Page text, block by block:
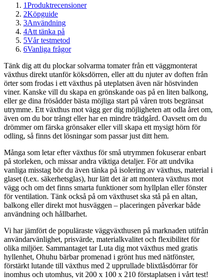
1Produktrecensioner
2Köpguide
3Användning
4Att tänka på
5Vår testmetod
6Vanliga frågor
Tänk dig att du plockar solvarma tomater från ett väggmonterat
växthus direkt utanför köksdörren, eller att du njuter av doften från
örter som frodas i ett växthus på uteplatsen även när höstvinden
viner. Kanske vill du skapa en grönskande oas på en liten balkong,
eller ge dina frösådder bästa möjliga start på våren trots begränsat
utrymme. Ett växthus mot vägg ger dig möjligheten att odla året om,
även om du bor trångt eller har en mindre trädgård. Oavsett om du
drömmer om färska grönsaker eller vill skapa ett mysigt hörn för
odling, så finns det lösningar som passar just ditt hem.
Många som letar efter växthus för små utrymmen fokuserar enbart
på storleken, och missar andra viktiga detaljer. För att undvika
vanliga misstag bör du även tänka på isolering av växthus, material i
glaset (t.ex. säkerhetsglas), hur lätt det är att montera växthus mot
vägg och om det finns smarta funktioner som hyllplan eller fönster
för ventilation. Tänk också på om växthuset ska stå på en altan,
balkong eller direkt mot husväggen – placeringen påverkar både
användning och hållbarhet.
Vi har jämfört de populäraste väggväxthusen på marknaden utifrån
användarvänlighet, prisvärde, materialkvalitet och flexibilitet för
olika miljöer. Sammantaget tar Luta dig mot växthus med gratis
hyllenhet, Ohuhu bärbar promenad i grönt hus med nätfönster,
förstärkt lutande till växthus med 2 upprullade blixtlåsdörrar för
inomhus och utomhus, vit 200 x 100 x 210 förstaplatsen i vårt test!